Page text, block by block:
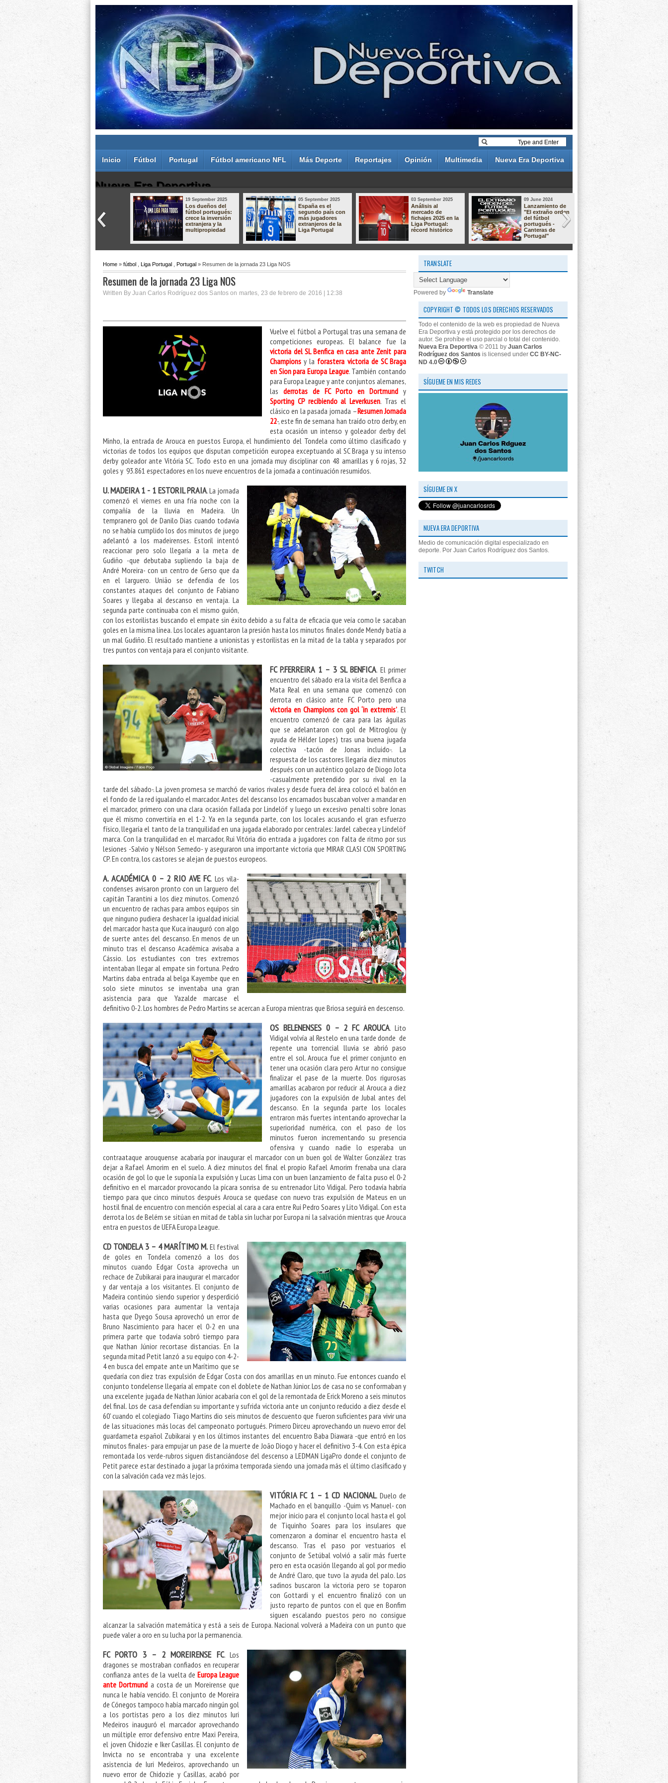
Inicio Fútbol Portugal Fútbol americano NFL Más Deporte Reportajes Opinión Multimedia Nueva Era Deportiva
Nueva Era Deportiva
Juan Carlos Rodríguez dos Santos
19 September 2025
Los dueños del
fútbol portugués:
crece la inversión
extranjera y la
multipropiedad
05 September 2025
España es el
segundo país con
más jugadores
extranjeros de la
Liga Portugal
03 September 2025
Análisis al
mercado de
fichajes 2025 en la
Liga Portugal:
récord histórico
09 June 2024
Lanzamiento de
"El extraño orden
del fútbol
portugués -
Canteras de
Portugal"
19 May 2024
Análisis de
Liga
23/24:
Home » fútbol Liga Portugal Portugal » Resumen de la jornada 23 Liga NOS
Resumen de la jornada 23 Liga NOS
Written By Juan Carlos Rodríguez dos Santos on martes, 23 de febrero de 2016 | 12:38
Vuelve el fútbol a Portugal tras una semana de
competiciones europeas. El balance fue la
victoria del SL Benfica en casa ante Zenit para
Champions y la forastera victoria de SC Braga
en Sion para Europa League. También contando
para Europa League y ante conjuntos alemanes,
las derrotas de FC Porto en Dortmund y
Sporting CP recibiendo al Leverkusen. Tras el
clásico en la pasada jornada –Resumen Jornada
22-, este fin de semana han traído otro derby, en
esta ocasión un intenso y goleador derby del
Minho, la entrada de Arouca en puestos Europa, el hundimiento del Tondela como último clasificado y
victorias de todos los equipos que disputan competición europea exceptuando al SC Braga y su intenso
derby goleador ante Vitória SC. Todo esto en una jornada muy disciplinar con 48 amarillas y 6 rojas, 32
goles y 93.861 espectadores en los nueve encuentros de la jornada a continuación resumidos.
U. MADEIRA 1 - 1 ESTORIL PRAIA. La jornada
comenzó el viernes en una fría noche con la
compañía de la lluvia en Madeira. Un
tempranero gol de Danilo Dias cuando todavía
no se había cumplido los dos minutos de juego
adelantó a los madeirenses. Estoril intentó
reaccionar pero solo llegaría a la meta de
Gudiño -que debutaba supliendo la baja de
André Moreira- con un centro de Gerso que da
en el larguero. União se defendía de los
constantes ataques del conjunto de Fabiano
Soares y llegaba al descanso en ventaja. La
segunda parte continuaba con el mismo guión,
con los estorilistas buscando el empate sin éxito debido a su falta de eficacia que veía como le sacaban
goles en la misma línea. Los locales aguantaron la presión hasta los minutos finales donde Mendy batía a
un mal Gudiño. El resultado mantiene a unionistas y estorilistas en la mitad de la tabla y separados por
tres puntos con ventaja para el conjunto visitante.
FC P.FERREIRA 1 – 3 SL BENFICA. El primer
encuentro del sábado era la visita del Benfica a
Mata Real en una semana que comenzó con
derrota en clásico ante FC Porto pero una
victoria en Champions con gol ‘in extremis’. El
encuentro comenzó de cara para las águilas
que se adelantaron con gol de Mitroglou (y
ayuda de Hélder Lopes) tras una buena jugada
colectiva -tacón de Jonas incluido-. La
respuesta de los castores llegaría diez minutos
después con un auténtico golazo de Diogo Jota
-casualmente pretendido por su rival en la
tarde del sábado-. La joven promesa se marchó de varios rivales y desde fuera del área colocó el balón en
el fondo de la red igualando el marcador. Antes del descanso los encarnados buscaban volver a mandar en
el marcador, primero con una clara ocasión fallada por Lindelöf y luego un excesivo penalti sobre Jonas
que él mismo convertiría en el 1-2. Ya en la segunda parte, con los locales acusando el gran esfuerzo
físico, llegaría el tanto de la tranquilidad en una jugada elaborado por centrales: Jardel cabecea y Lindelöf
marca. Con la tranquilidad en el marcador, Rui Vitória dio entrada a jugadores con falta de ritmo por sus
lesiones -Salvio y Nélson Semedo- y aseguraron una importante victoria que MIRAR CLASI CON SPORTING
CP. En contra, los castores se alejan de puestos europeos.
A. ACADÉMICA 0 – 2 RIO AVE FC. Los vila-
condenses avisaron pronto con un larguero del
capitán Tarantini a los diez minutos. Comenzó
un encuentro de rachas para ambos equipos sin
que ninguno pudiera deshacer la igualdad inicial
del marcador hasta que Kuca inauguró con algo
de suerte antes del descanso. En menos de un
minuto tras el descanso Académica avisaba a
Cássio. Los estudiantes con tres extremos
intentaban llegar al empate sin fortuna. Pedro
Martins daba entrada al belga Kayembe que en
solo siete minutos se inventaba una gran
asistencia para que Yazalde marcase el
definitivo 0-2. Los hombres de Pedro Martins se acercan a Europa mientras que Briosa seguirá en descenso.
OS BELENENSES 0 – 2 FC AROUCA. Lito
Vidigal volvía al Restelo en una tarde donde de
repente una torrencial lluvia se abrió paso
entre el sol. Arouca fue el primer conjunto en
tener una ocasión clara pero Artur no consigue
finalizar el pase de la muerte. Dos rigurosas
amarillas acabaron por reducir al Arouca a diez
jugadores con la expulsión de Jubal antes del
descanso. En la segunda parte los locales
entraron más fuertes intentando aprovechar la
superioridad numérica, con el paso de los
minutos fueron incrementando su presencia
ofensiva y cuando nadie lo esperaba un
contraataque arouquense acabaría por inaugurar el marcador con un buen gol de Walter González tras
dejar a Rafael Amorim en el suelo. A diez minutos del final el propio Rafael Amorim frenaba una clara
ocasión de gol lo que le suponía la expulsión y Lucas Lima con un buen lanzamiento de falta puso el 0-2
definitivo en el marcador provocando la pícara sonrisa de su entrenador Lito Vidigal. Pero todavía habría
tiempo para que cinco minutos después Arouca se quedase con nuevo tras expulsión de Mateus en un
hostil final de encuentro con mención especial al cara a cara entre Rui Pedro Soares y Lito Vidigal. Con esta
derrota los de Belém se sitúan en mitad de tabla sin luchar por Europa ni la salvación mientras que Arouca
entra en puestos de UEFA Europa League.
CD TONDELA 3 – 4 MARÍTIMO M. El festival
de goles en Tondela comenzó a los dos
minutos cuando Edgar Costa aprovecha un
rechace de Zubikarai para inaugurar el marcador
y dar ventaja a los visitantes. El conjunto de
Madeira continúo siendo superior y desperdició
varias ocasiones para aumentar la ventaja
hasta que Dyego Sousa aprovechó un error de
Bruno Nascimiento para hacer el 0-2 en una
primera parte que todavía sobró tiempo para
que Nathan Júnior recortase distancias. En la
segunda mitad Petit lanzó a su equipo con 4-2-
4 en busca del empate ante un Marítimo que se
quedaría con diez tras expulsión de Edgar Costa con dos amarillas en un minuto. Fue entonces cuando el
conjunto tondelense llegaría al empate con el doblete de Nathan Júnior. Los de casa no se conformaban y
una excelente jugada de Nathan Júnior acabaría con el gol de la remontada de Erick Moreno a seis minutos
del final. Los de casa defendían su importante y sufrida victoria ante un conjunto reducido a diez desde el
60' cuando el colegiado Tiago Martins dio seis minutos de descuento que fueron suficientes para vivir una
de las situaciones más locas del campeonato portugués. Primero Dirceu aprovechando un nuevo error del
guardameta español Zubikarai y en los últimos instantes del encuentro Baba Diawara -que entró en los
minutos finales- para empujar un pase de la muerte de João Diogo y hacer el definitivo 3-4. Con esta épica
remontada los verde-rubros siguen distanciándose del descenso a LEDMAN LigaPro donde el conjunto de
Petit parece estar destinado a jugar la próxima temporada siendo una jornada más el último clasificado y
con la salvación cada vez más lejos.
VITÓRIA FC 1 – 1 CD NACIONAL. Duelo de
Machado en el banquillo -Quim vs Manuel- con
mejor inicio para el conjunto local hasta el gol
de Tiquinho Soares para los insulares que
comenzaron a dominar el encuentro hasta el
descanso. Tras el paso por vestuarios el
conjunto de Setúbal volvió a salir más fuerte
pero en esta ocasión llegando al gol por medio
de André Claro, que tuvo la ayuda del palo. Los
sadinos buscaron la victoria pero se toparon
con Gottardi y el encuentro finalizó con un
justo reparto de puntos con el que en Bonfim
siguen escalando puestos pero no consigue
alcanzar la salvación matemática y está a seis de Europa. Nacional volverá a Madeira con un punto que
puede valer a oro en su lucha por la permanencia.
FC PORTO 3 – 2 MOREIRENSE FC. Los
dragones se mostraban confiados en recuperar
confianza antes de la vuelta de Europa League
ante Dortmund a costa de un Moreirense que
nunca le había vencido. El conjunto de Moreira
de Cónegos tampoco había marcado ningún gol
a los portistas pero a los diez minutos Iuri
Medeiros inauguró el marcador aprovechando
un múltiple error defensivo entre Maxi Pereira,
el joven Chidozie e Iker Casillas. El conjunto de
Invicta no se encontraba y una excelente
asistencia de Iuri Medeiros, aprovechando un
nuevo error de Chidozie y Casillas, acabó por
TRANSLATE
Powered by Translate
COPYRIGHT © TODOS LOS DERECHOS RESERVADOS
Todo el contenido de la web es propiedad de Nueva
Era Deportiva y está protegido por los derechos de
autor. Se prohíbe el uso parcial o total del contenido.
Nueva Era Deportiva © 2011 by Juan Carlos
Rodríguez dos Santos is licensed under CC BY-NC-
ND 4.0
SÍGUEME EN MIS REDES
SÍGUEME EN X
NUEVA ERA DEPORTIVA
Medio de comunicación digital especializado en
deporte. Por Juan Carlos Rodríguez dos Santos.
TWITCH